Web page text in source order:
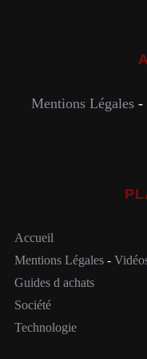
Mentions Légales-
Accueil
Mentions Légales-
Guides d achats
Société
Technologie